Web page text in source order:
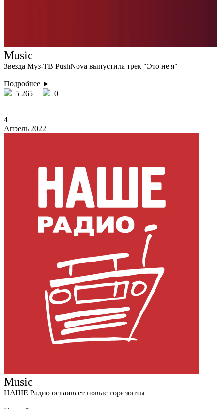
Music
Звезда Муз-ТВ PushNova выпустила трек "Это не я"
Подробнее ►
5 265
0
4
Апрель 2022
Music
НАШЕ Радио осваивает новые горизонты